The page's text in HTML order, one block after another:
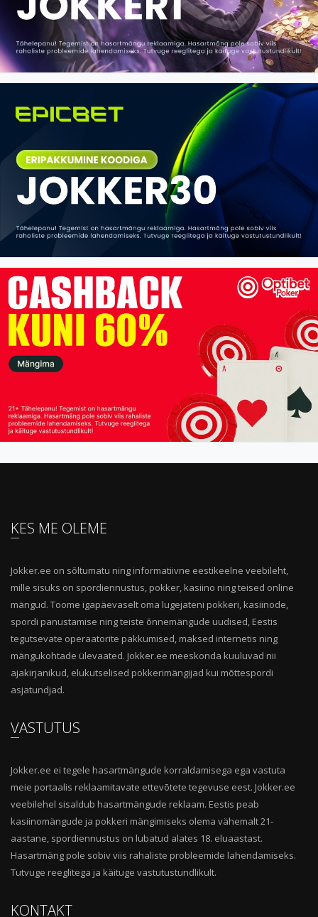
KES ME OLEME
Jokker.ee on sõltumatu ning informatiivne eestikeelne veebileht,
mille sisuks on spordiennustus, pokker, kasiino ning teised online
mängud. Toome igapäevaselt oma lugejateni pokkeri, kasiinode,
spordi panustamise ning teiste õnnemängude uudised, Eestis
tegutsevate operaatorite pakkumised, maksed internetis ning
mängukohtade ülevaated. Jokker.ee meeskonda kuuluvad nii
ajakirjanikud, elukutselised pokkerimängijad kui mõttespordi
asjatundjad.
VASTUTUS
Jokker.ee ei tegele hasartmängude korraldamisega ega vastuta
meie portaalis reklaamitavate ettevõtete tegevuse eest. Jokker.ee
veebilehel sisaldub hasartmängude reklaam. Eestis peab
kasiinomängude ja pokkeri mängimiseks olema vähemalt 21-
aastane, spordiennustus on lubatud alates 18. eluaastast.
Hasartmäng pole sobiv viis rahaliste probleemide lahendamiseks.
Tutvuge reeglitega ja käituge vastutustundlikult.
KONTAKT